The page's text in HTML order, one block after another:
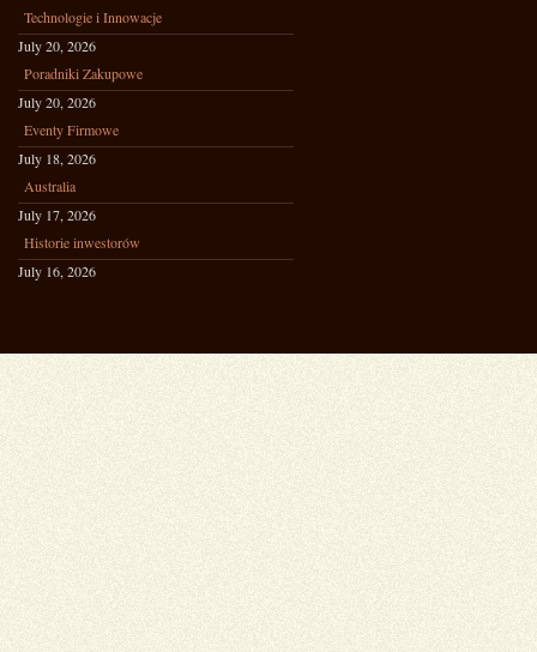
Technologie i Innowacje
July 20, 2026
Poradniki Zakupowe
July 20, 2026
Eventy Firmowe
July 18, 2026
Australia
July 17, 2026
Historie inwestorów
July 16, 2026